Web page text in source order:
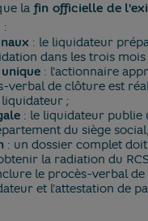
la fin officielle de
:
: le liquidateur
dans les trois
: l'actionnaire
verbal de clôture est
;
: le liquidateur publie
du siège
: un dossier complet
la radiation du
le procès-verbal
et l'attestation de